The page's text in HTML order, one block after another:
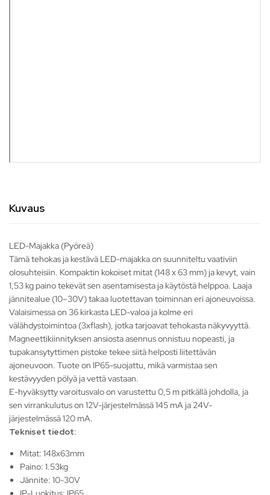
Kuvaus
LED-Majakka (Pyöreä)
Tämä tehokas ja kestävä LED-majakka on suunniteltu vaativiin
olosuhteisiin. Kompaktin kokoiset mitat (148 x 63 mm) ja kevyt, vain
1,53 kg paino tekevät sen asentamisesta ja käytöstä helppoa. Laaja
jännitealue (10–30V) takaa luotettavan toiminnan eri ajoneuvoissa.
Valaisimessa on 36 kirkasta LED-valoa ja kolme eri
välähdystoimintoa (3xflash), jotka tarjoavat tehokasta näkyvyyttä.
Magneettikiinnityksen ansiosta asennus onnistuu nopeasti, ja
tupakansytyttimen pistoke tekee siitä helposti liitettävän
ajoneuvoon. Tuote on IP65-suojattu, mikä varmistaa sen
kestävyyden pölyä ja vettä vastaan.
E-hyväksytty varoitusvalo on varustettu 0,5 m pitkällä johdolla, ja
sen virrankulutus on 12V-järjestelmässä 145 mA ja 24V-
järjestelmässä 120 mA.
Tekniset tiedot:
Mitat: 148x63mm
Paino: 1.53kg
Jännite: 10-30V